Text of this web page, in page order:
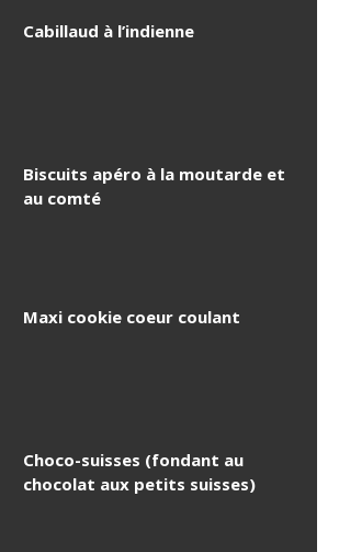
Cabillaud à l’indienne
Biscuits apéro à la moutarde et
au comté
Maxi cookie coeur coulant
Choco-suisses (fondant au
chocolat aux petits suisses)